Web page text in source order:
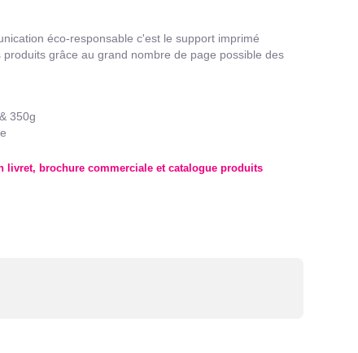
éco-responsable c'est le support imprimé
grâce au grand nombre de page possible des
350g
livret, brochure commerciale et catalogue produits